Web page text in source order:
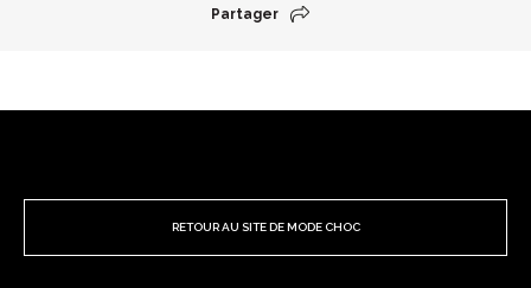
Partager
RETOUR AU SITE DE MODE CHOC